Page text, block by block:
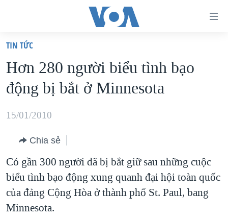
truy
cập
Tới
dung
chính
điều
hướng
chính
Đi
VIỆT NAM
HOA KỲ
BIỂN ĐÔNG
BLOG
DIỄN ĐÀN
MỤC
CHUYÊN ĐỀ
TIN TỨC
Hơn 280 người biểu tình bạo
động bị bắt ở Minnesota
15/01/2010
Chia sẻ
Có gần 300 người đã bị bắt giữ sau những cuộc
biểu tình bạo động xung quanh đại hội toàn quốc
của đảng Cộng Hòa ở thành phố St. Paul, bang
Minnesota.